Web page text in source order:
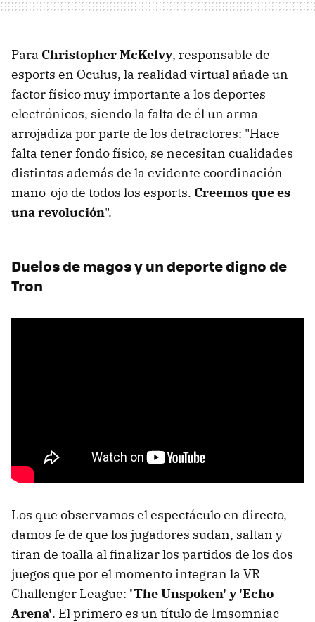
Para Christopher McKelvy, responsable de
esports en Oculus, la realidad virtual añade un
factor físico muy importante a los deportes
electrónicos, siendo la falta de él un arma
arrojadiza por parte de los detractores: "Hace
falta tener fondo físico, se necesitan cualidades
distintas además de la evidente coordinación
mano-ojo de todos los esports. Creemos que es
una revolución".
Duelos de magos y un deporte digno de
Tron
Los que observamos el espectáculo en directo,
damos fe de que los jugadores sudan, saltan y
tiran de toalla al finalizar los partidos de los dos
juegos que por el momento integran la VR
Challenger League: 'The Unspoken' y 'Echo
Arena'. El primero es un título de Imsomniac